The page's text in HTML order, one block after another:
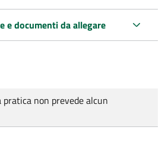
e documenti da allegare
non prevede alcun